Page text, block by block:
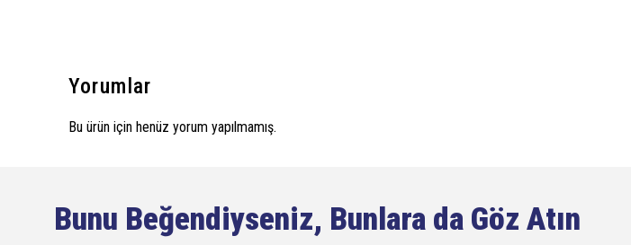
Yorumlar
Bu ürün için henüz yorum yapılmamış.
Bunu Beğendiyseniz, Bunlara da Göz Atın